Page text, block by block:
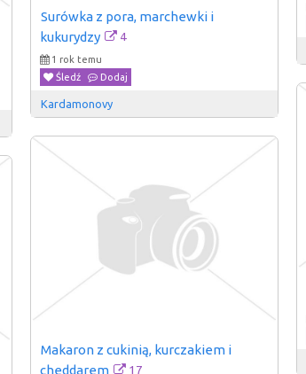
Surówka z pora, marchewki i
kukurydzy
4
1 rok temu
Śledź
Dodaj
Kardamonovy
Makaron z cukinią, kurczakiem i
cheddarem
17